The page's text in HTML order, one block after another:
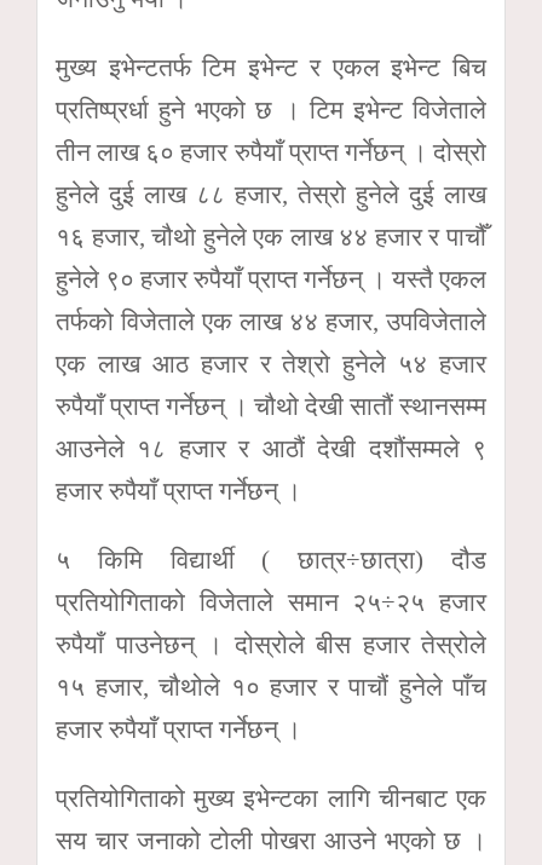
मुख्य इभेन्टतर्फ टिम इभेन्ट र एकल इभेन्ट बिच
प्रतिष्प्रर्धा हुने भएको छ । टिम इभेन्ट विजेताले
तीन लाख ६० हजार रुपैयाँ प्राप्त गर्नेछन् । दोस्रो
हुनेले दुई लाख ८८ हजार, तेस्रो हुनेले दुई लाख
१६ हजार, चौथो हुनेले एक लाख ४४ हजार र पाचौँ
हुनेले ९० हजार रुपैयाँ प्राप्त गर्नेछन् । यस्तै एकल
तर्फको विजेताले एक लाख ४४ हजार, उपविजेताले
एक लाख आठ हजार र तेश्रो हुनेले ५४ हजार
रुपैयाँ प्राप्त गर्नेछन् । चौथो देखी सातौं स्थानसम्म
आउनेले १८ हजार र आठौं देखी दशौंसम्मले ९
हजार रुपैयाँ प्राप्त गर्नेछन् ।
५ किमि विद्यार्थी ( छात्र÷छात्रा) दौड
प्रतियोगिताको विजेताले समान २५÷२५ हजार
रुपैयाँ पाउनेछन् । दोस्रोले बीस हजार तेस्रोले
१५ हजार, चौथोले १० हजार र पाचौं हुनेले पाँच
हजार रुपैयाँ प्राप्त गर्नेछन् ।
प्रतियोगिताको मुख्य इभेन्टका लागि चीनबाट एक
सय चार जनाको टोली पोखरा आउने भएको छ ।